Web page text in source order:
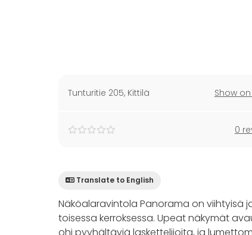
Tunturitie 205, Kittilä Show
0
Translate to English
Näköalaravintola Panorama on viihtyisä
toisessa kerroksessa. Upeat näkymät